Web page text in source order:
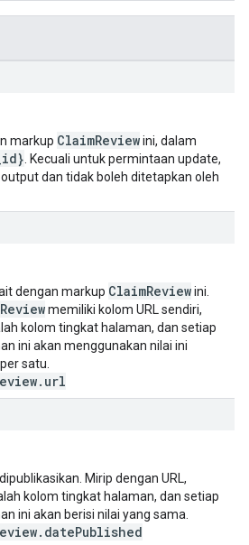
markup ClaimReviewini, dalam
. Kecuali untuk permintaan update,
dan tidak boleh ditetapkan oleh
dengan markup ClaimReviewini.
memiliki kolom URL sendiri,
kolom tingkat halaman, dan setiap
ini akan menggunakan nilai ini
satu.
Mirip dengan URL,
kolom tingkat halaman, dan setiap
ini akan berisi nilai yang sama.